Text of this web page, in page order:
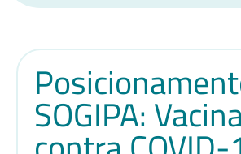
SOGIPA: